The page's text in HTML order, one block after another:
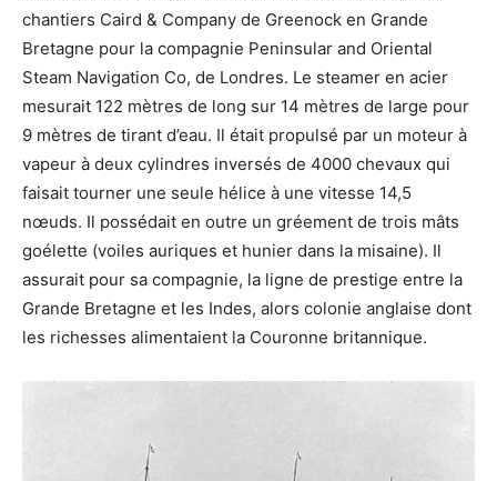
chantiers Caird & Company de Greenock en Grande
Bretagne pour la compagnie Peninsular and Oriental
Steam Navigation Co, de Londres. Le steamer en acier
mesurait 122 mètres de long sur 14 mètres de large pour
9 mètres de tirant d’eau. Il était propulsé par un moteur à
vapeur à deux cylindres inversés de 4000 chevaux qui
faisait tourner une seule hélice à une vitesse 14,5
nœuds. Il possédait en outre un gréement de trois mâts
goélette (voiles auriques et hunier dans la misaine). Il
assurait pour sa compagnie, la ligne de prestige entre la
Grande Bretagne et les Indes, alors colonie anglaise dont
les richesses alimentaient la Couronne britannique.